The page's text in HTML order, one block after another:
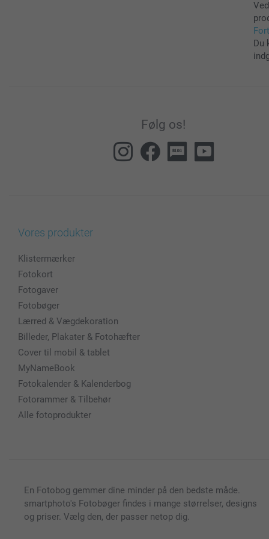
Du
Følg os!
Vores produkter
Klistermærker
Fotokort
Fotogaver
Fotobøger
Lærred & Vægdekoration
Billeder, Plakater & Fotohæfter
Cover til mobil & tablet
MyNameBook
Fotokalender & Kalenderbog
Fotorammer & Tilbehør
Alle fotoprodukter
En Fotobog gemmer dine minder på den bedste måde.
smartphoto's Fotobøger findes i mange størrelser, designs
og priser. Vælg den, der passer netop dig.